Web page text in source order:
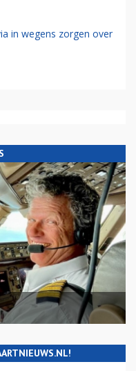
in wegens zorgen over